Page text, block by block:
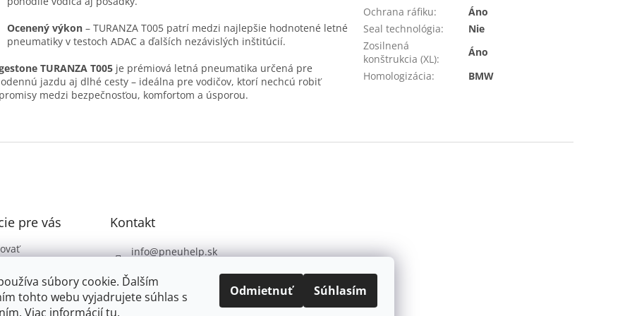
súbory cookie. Ďalším
tohto webu vyjadrujete súhlas s
Viac informáciítu.
Odmietnuť Súhlasím
Ocenený výkon – TURANZA T005 patrí medzi najlepšie hodnotené letné
pneumatiky v testoch ADAC a ďalších nezávislých inštitúcií.
TURANZA T005 je prémiová letná pneumatika určená pre
jazdu aj dlhé cesty – ideálna pre vodičov, ktorí nechcú robiť
medzi bezpečnosťou, komfortom a úsporou.
Ochrana ráfiku:
Áno
Seal technológia:
Nie
Zosilnená
konštrukcia (XL):
Áno
Homologizácia: BMW
pre vás
ochrany
Kontakt
info@pneuhelp.sk